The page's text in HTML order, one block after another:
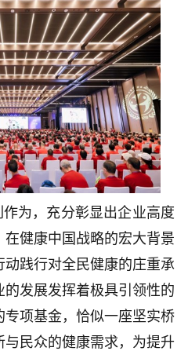
为，充分彰显出企业高度
健康中国战略的宏大背景
践行对全民健康的庄重承
发展发挥着极具引领性的
项基金，恰似一座坚实桥
民众的健康需求，为提升